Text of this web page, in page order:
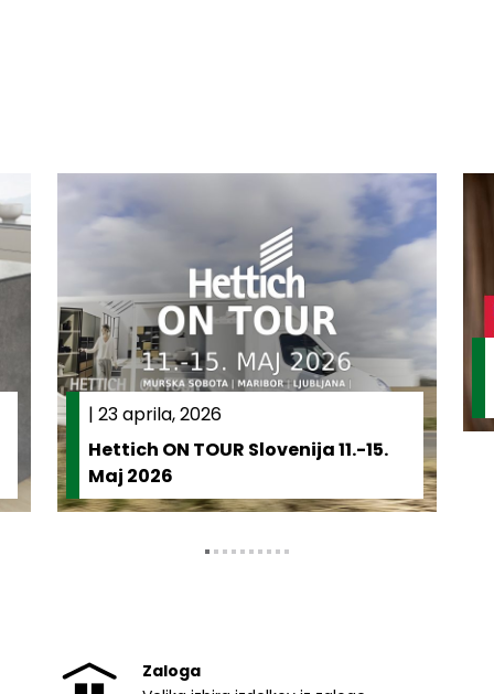
| 23 aprila, 2026
Hettich ON TOUR Slovenija 11.-15.
Maj 2026
Zaloga